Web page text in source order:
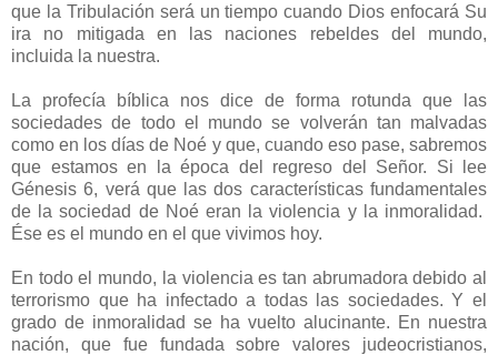
que la Tribulación será un tiempo cuando Dios enfocará Su
ira no mitigada en las naciones rebeldes del mundo,
incluida la nuestra.
La profecía bíblica nos dice de forma rotunda que las
sociedades de todo el mundo se volverán tan malvadas
como en los días de Noé y que, cuando eso pase, sabremos
que estamos en la época del regreso del Señor. Si lee
Génesis 6, verá que las dos características fundamentales
de la sociedad de Noé eran la violencia y la inmoralidad.
Ése es el mundo en el que vivimos hoy.
En todo el mundo, la violencia es tan abrumadora debido al
terrorismo que ha infectado a todas las sociedades. Y el
grado de inmoralidad se ha vuelto alucinante. En nuestra
nación, que fue fundada sobre valores judeocristianos,